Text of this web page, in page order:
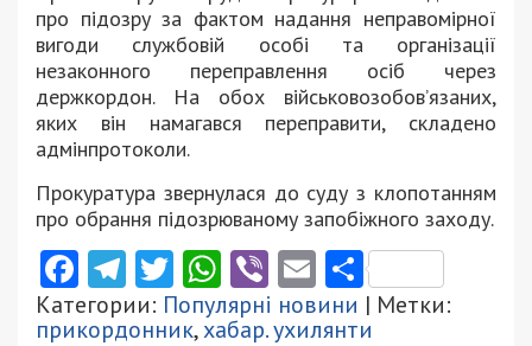
про підозру за фактом надання неправомірної
вигоди службовій особі та організації
незаконного переправлення осіб через
держкордон. На обох військовозобов’язаних,
яких він намагався переправити, складено
адмінпротоколи.
Прокуратура звернулася до суду з клопотанням
про обрання підозрюваному запобіжного заходу.
Facebook
Telegram
Twitter
WhatsApp
ViberEmail
Категории: Популярні новини | Метки:
прикордонник,хабар. ухилянти